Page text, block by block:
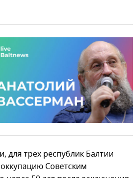
для трех республик Балтии
Советским